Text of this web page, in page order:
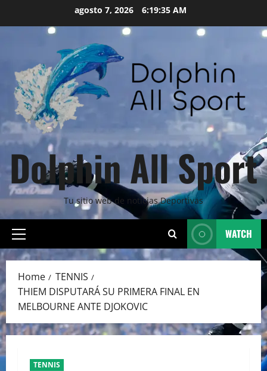
agosto 7, 2026 6:19:37 AM
Dolphin All Sport
Tu sitio web de noticias Deportivas
Primary
Menu
WATCH
Home
TENNIS
THIEM DISPUTARÁ SU PRIMERA FINAL EN
MELBOURNE ANTE DJOKOVIC
TENNIS